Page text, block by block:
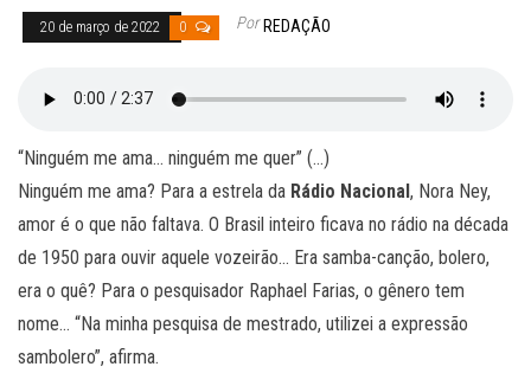
20 de março de 2022 0 Por REDAÇÃO
“Ninguém me ama… ninguém me quer” (…)
Ninguém me ama? Para a estrela da Rádio Nacional, Nora Ney,
amor é o que não faltava. O Brasil inteiro ficava no rádio na década
de 1950 para ouvir aquele vozeirão… Era samba-canção, bolero,
era o quê? Para o pesquisador Raphael Farias, o gênero tem
nome… “Na minha pesquisa de mestrado, utilizei a expressão
sambolero”, afirma.